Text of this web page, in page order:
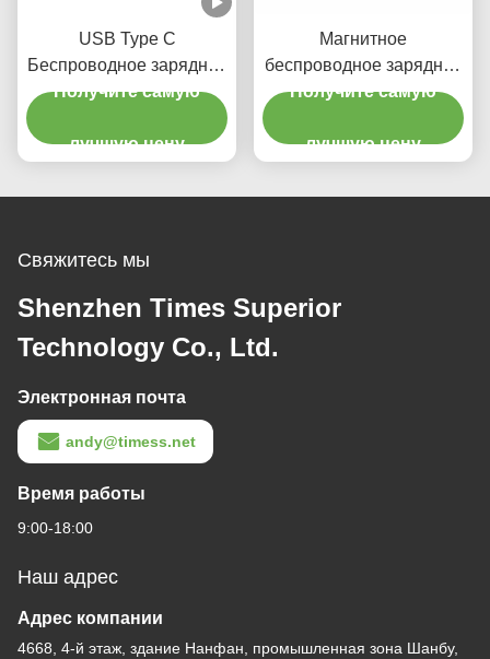
USB Type C
Беспроводное зарядное
устройство для Apple
Получите самую
лучшую цену
Магнитное
беспроводное зарядное
устройство Apple Watch
зарядное устройство
Получите самую
лучшую цену
Свяжитесь мы
Shenzhen Times Superior
Technology Co., Ltd.
Электронная почта
andy@timess.net
Время работы
9:00-18:00
Наш адрес
Адрес компании
4668, 4-й этаж, здание Нанфан, промышленная зона Шанбу,